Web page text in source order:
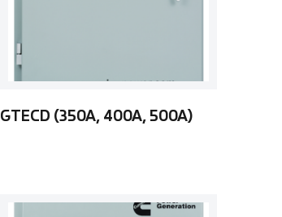
GTECD (350A, 400A, 500A)